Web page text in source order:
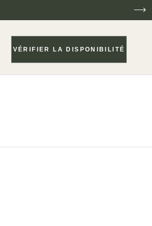
VÉRIFIER LA DISPONIBILITÉ